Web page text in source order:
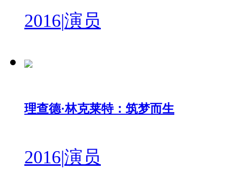
2016|演员
理查德·林克莱特：筑梦而生
2016|演员